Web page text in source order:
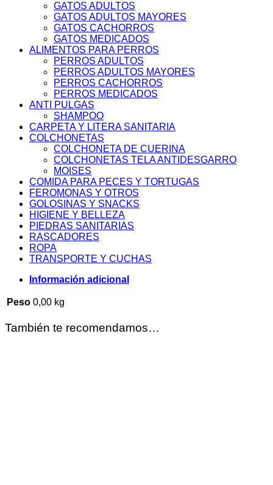
GATOS ADULTOS
GATOS ADULTOS MAYORES
GATOS CACHORROS
GATOS MEDICADOS
ALIMENTOS PARA PERROS
PERROS ADULTOS
PERROS ADULTOS MAYORES
PERROS CACHORROS
PERROS MEDICADOS
ANTI PULGAS
SHAMPOO
CARPETA Y LITERA SANITARIA
COLCHONETAS
COLCHONETA DE CUERINA
COLCHONETAS TELA ANTIDESGARRO
MOISES
COMIDA PARA PECES Y TORTUGAS
FEROMONAS Y OTROS
GOLOSINAS Y SNACKS
HIGIENE Y BELLEZA
PIEDRAS SANITARIAS
RASCADORES
ROPA
TRANSPORTE Y CUCHAS
Información adicional
Peso 0,00 kg
También te recomendamos…